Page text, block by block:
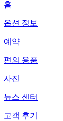
홈
옵션 정보
예약
편의 용품
사진
뉴스 센터
고객 후기